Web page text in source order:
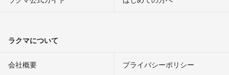
ラクマについて
会社概要 プライバシーポリシー